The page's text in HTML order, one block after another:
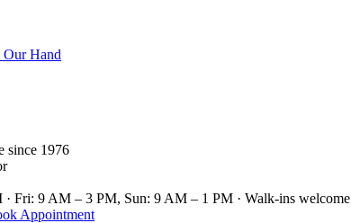
Hand
since 1976
Fri: 9 AM – 3 PM, Sun: 9 AM – 1 PM · Walk-ins welcome
Appointment